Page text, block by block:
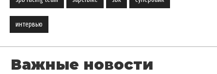
интервью
Важные новости